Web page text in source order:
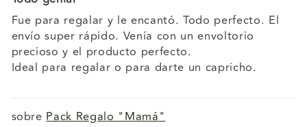
Fue para regalar y le encantó. Todo perfecto. El
envío super rápido. Venía con un envoltorio
precioso y el producto perfecto.
Ideal para regalar o para darte un capricho.
Pack Regalo "Mamá"